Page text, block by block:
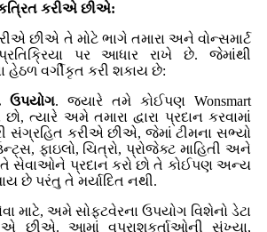
કરીએ છીએ:
છીએ તે મોટે ભાગે તમારા અને વોન્સમાર્ટ
પર આધાર રાખે છે. જેમાંથી
હેઠળ વર્ગીકૃત કરી શકાય છે:
ઉપયોગ. જ્યારે તમે કોઈપણ Wonsmart
ત્યારે અમે તમારા દ્વારા પ્રદાન કરવામાં
સંગ્રહિત કરીએ છીએ, જેમાં ટીમના સભ્યો
ફાઇલો, ચિત્રો, પ્રોજેક્ટ માહિતી અને
તે સેવાઓને પ્રદાન કરો છો તે કોઈપણ અન્ય
છે પરંતુ તે મર્યાદિત નથી.
માટે, અમે સોફ્ટવેરના ઉપયોગ વિશેનો ડેટા
છીએ. આમાં વપરાશકર્તાઓની સંખ્યા,